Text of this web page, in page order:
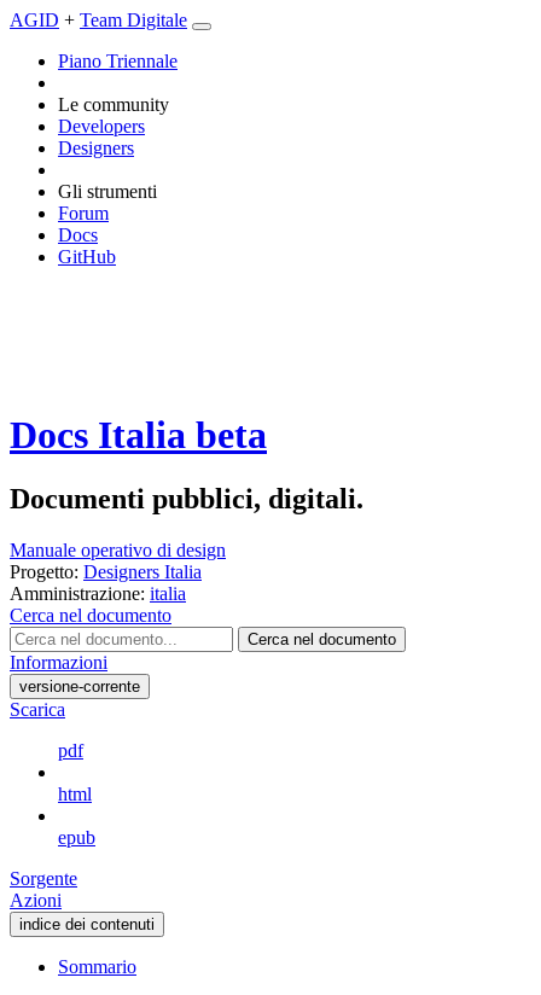
AGID + Team Digitale
Piano Triennale
Le community
Developers
Designers
Gli strumenti
Forum
Docs
GitHub
Docs Italia beta
Documenti pubblici, digitali.
Manuale operativo di design
Progetto: Designers Italia
Amministrazione: italia
Cerca nel documento
Cerca nel documento
Informazioni
versione-corrente
Scarica
pdf
html
epub
Sorgente
Azioni
indice dei contenuti
Sommario